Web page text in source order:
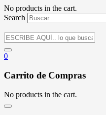
No products in the cart.
Search
0
Carrito de Compras
No products in the cart.